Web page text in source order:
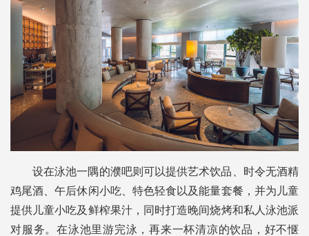
设在泳池一隅的濮吧则可以提供艺术饮品、时令无酒精
鸡尾酒、午后休闲小吃、特色轻食以及能量套餐，并为儿童
提供儿童小吃及鲜榨果汁，同时打造晚间烧烤和私人泳池派
对服务。在泳池里游完泳，再来一杯清凉的饮品，好不惬